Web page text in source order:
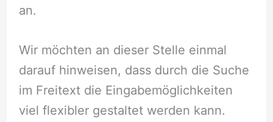
an.
Wir möchten an dieser Stelle einmal
darauf hinweisen, dass durch die Suche
im Freitext die Eingabemöglichkeiten
viel flexibler gestaltet werden kann.